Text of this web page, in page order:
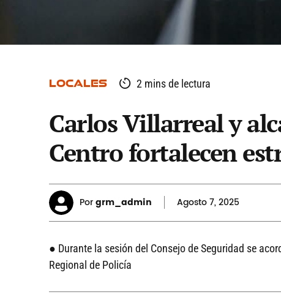
LOCALES 2 mins de lectura
Carlos Villarreal y
Centro fortalecen
Porgrm_admin Agosto7, 2025
● Durante la sesión del Consejo de Seguridad se
Regional de Policía